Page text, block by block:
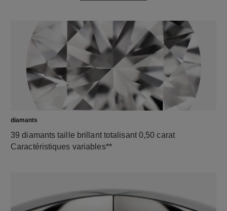
diamants
39 diamants taille brillant totalisant 0,50 carat
Caractéristiques variables**